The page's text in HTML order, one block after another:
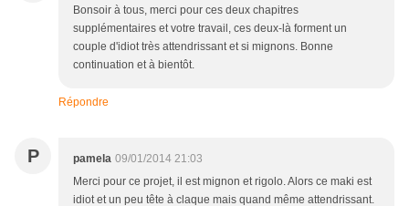
Bonsoir à tous, merci pour ces deux chapitres
supplémentaires et votre travail, ces deux-là forment un
couple d'idiot très attendrissant et si mignons. Bonne
continuation et à bientôt.
Répondre
P pamela 09/01/2014 21:03
Merci pour ce projet, il est mignon et rigolo. Alors ce maki est
idiot et un peu tête à claque mais quand même attendrissant.